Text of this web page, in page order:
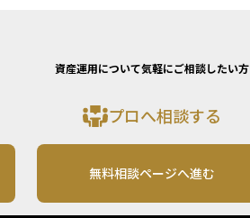
資産運用について気軽にご相談したい方
プロへ相談する
無料相談ページへ進む